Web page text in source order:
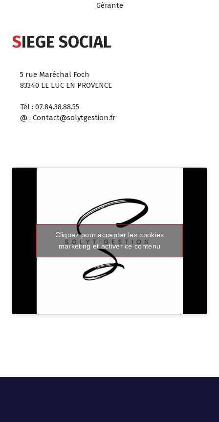
Gérante
SIEGE SOCIAL
5 rue Maréchal Foch
83340 LE LUC EN PROVENCE
Tél : 07.84.38.88.55
@ : Contact@solytgestion.fr
Cliquez pour accepter les cookies
marketing et activer ce contenu